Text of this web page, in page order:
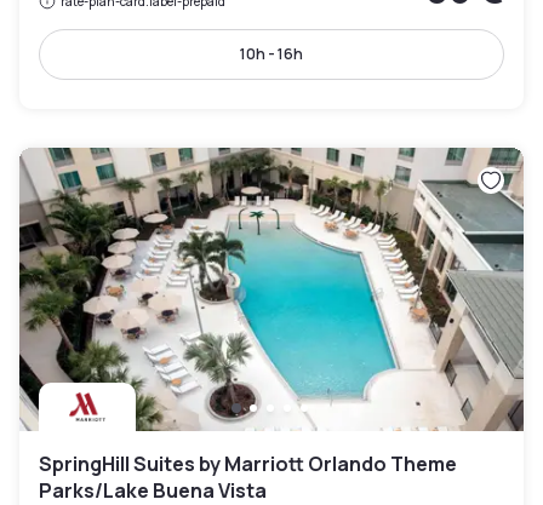
10h - 16h
SpringHill Suites by Marriott Orlando Theme
Parks/Lake Buena Vista